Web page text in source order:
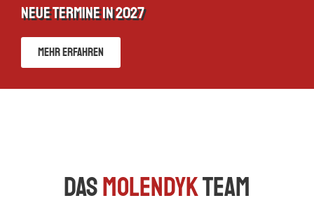
neue Termine in 2027
Mehr erfahren
DasMolendykTeam